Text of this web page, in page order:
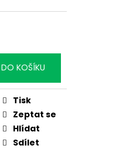
DO KOŠÍKU
Tisk
Zeptat se
Hlídat
Sdílet